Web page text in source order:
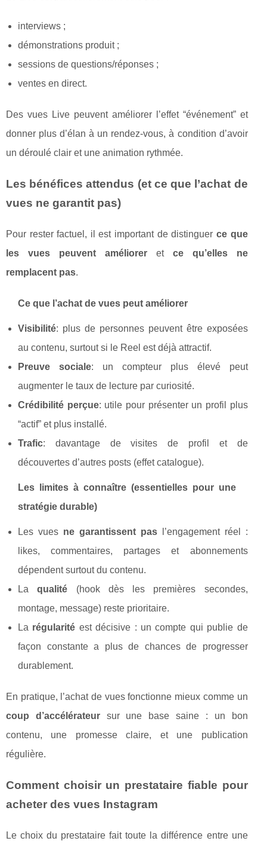
interviews ;
démonstrations produit ;
sessions de questions/réponses ;
ventes en direct.
Des vues Live peuvent améliorer l’effet “événement” et
donner plus d’élan à un rendez-vous, à condition d’avoir
un déroulé clair et une animation rythmée.
Les bénéfices attendus (et ce que l’achat de
vues ne garantit pas)
Pour rester factuel, il est important de distinguer ce que
les vues peuvent amélioreret ce qu’elles ne
remplacent pas.
Ce que l’achat de vues peut améliorer
Visibilité: plus de personnes peuvent être exposées
au contenu, surtout si le Reel est déjà attractif.
Preuve sociale: un compteur plus élevé peut
augmenter le taux de lecture par curiosité.
Crédibilité perçue: utile pour présenter un profil plus
“actif” et plus installé.
Trafic: davantage de visites de profil et de
découvertes d’autres posts (effet catalogue).
Les limites à connaître (essentielles pour une
stratégie durable)
Les vues ne garantissent pasl’engagement réel :
likes, commentaires, partages et abonnements
dépendent surtout du contenu.
Laqualité (hook dès les premières secondes,
montage, message) reste prioritaire.
La régularité est décisive : un compte qui publie de
façon constante a plus de chances de progresser
durablement.
En pratique, l’achat de vues fonctionne mieux comme un
coup d’accélérateursur une base saine : un bon
contenu, une promesse claire, et une publication
régulière.
Comment choisir un prestataire fiable pour
acheter des vues Instagram
Le choix du prestataire fait toute la différence entre une